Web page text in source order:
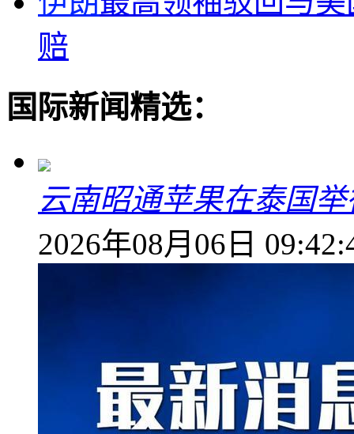
赔
国际新闻精选：
云南昭通苹果在泰国
2026年08月06日